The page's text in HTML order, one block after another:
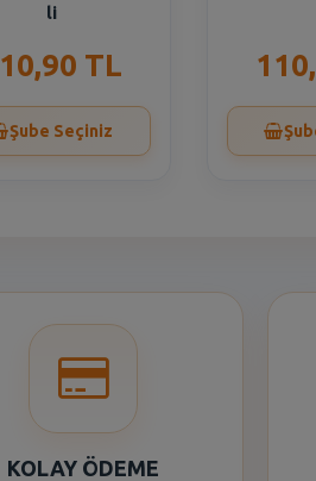
li
TL
Şube Seçiniz
KOLAY ÖDEME